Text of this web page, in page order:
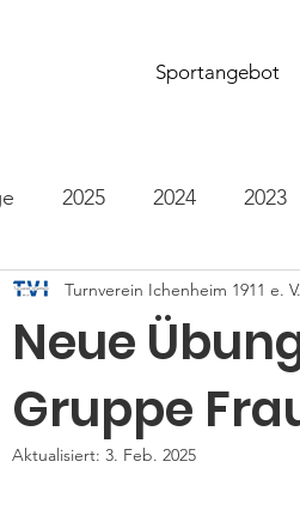
Sportangebot
2025 2024 2023
Vereinsaktivitäten
Neue
Gruppe
Turnverein Ichenheim 1911 e. V.
Aktualisiert: 3. Feb. 2025